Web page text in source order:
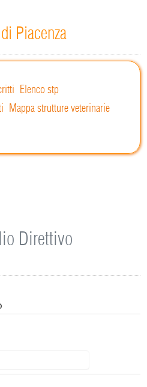
Piacenza
Elenco stp
Mappa strutture veterinarie
Direttivo